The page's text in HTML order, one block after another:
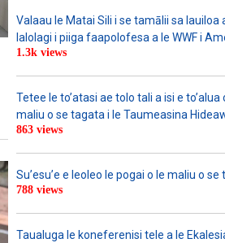
Valaau le Matai Sili i se tamālii sa lauiloa
lalolagi i piiga faapolofesa a le WWF i
1.3k views
Tetee le to’atasi ae tolo tali a isi e to’alua
maliu o se tagata i le Taumeasina
863 views
Su’esu’e e leoleo le pogai o le maliu o se
788 views
Taualuga le koneferenisi tele a le